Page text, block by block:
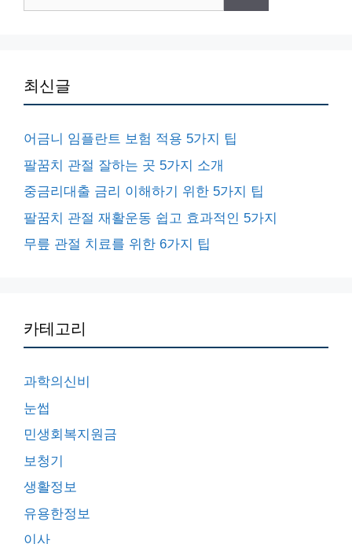
최신글
어금니 임플란트 보험 적용 5가지 팁
팔꿈치 관절 잘하는 곳 5가지 소개
중금리대출 금리 이해하기 위한 5가지 팁
팔꿈치 관절 재활운동 쉽고 효과적인 5가지
무릎 관절 치료를 위한 6가지 팁
카테고리
과학의신비
눈썹
민생회복지원금
보청기
생활정보
유용한정보
이사